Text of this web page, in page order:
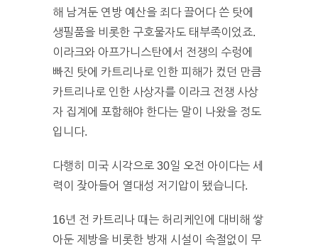
해 남겨둔 연방 예산을 죄다 끌어다 쓴 탓에
생필품을 비롯한 구호물자도 태부족이었죠.
이라크와 아프가니스탄에서 전쟁의 수렁에
빠진 탓에 카트리나로 인한 피해가 컸던 만큼
카트리나로 인한 사상자를 이라크 전쟁 사상
자 집계에 포함해야 한다는 말이 나왔을 정도
입니다.
다행히 미국 시각으로 30일 오전 아이다는 세
력이 잦아들어 열대성 저기압이 됐습니다.
16년 전 카트리나 때는 허리케인에 대비해 쌓
아둔 제방을 비롯한 방재 시설이 속절없이 무